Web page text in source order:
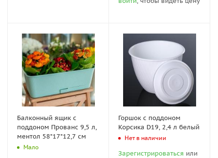
Балконный ящик с
поддоном Прованс 9,5 л,
ментол 58*17*12,7 см
Мало
Горшок с поддоном
Корсика D19, 2,4 л белый
Нет в наличии
Зарегистрироваться или